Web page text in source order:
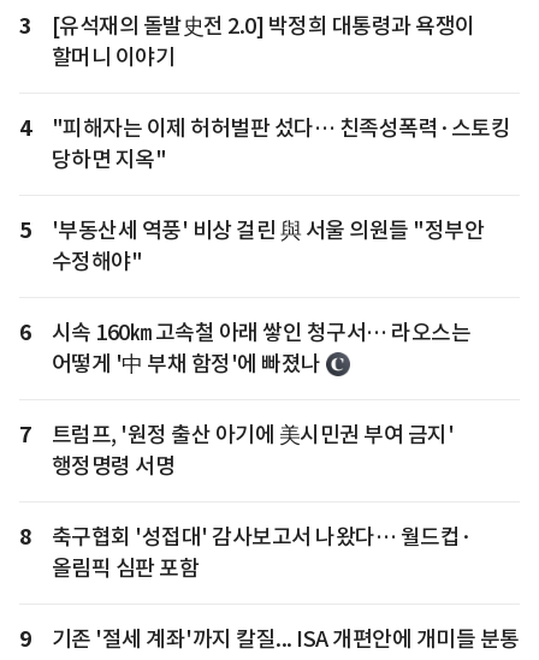
3
[유석재의 돌발史전 2.0] 박정희 대통령과 욕쟁이
할머니 이야기
4
"피해자는 이제 허허벌판 섰다… 친족성폭력·스토킹
당하면 지옥"
5
'부동산세 역풍' 비상 걸린 與 서울 의원들 "정부안
수정해야"
6
시속 160㎞ 고속철 아래 쌓인 청구서… 라오스는
어떻게 '中 부채 함정'에 빠졌나
7
트럼프, '원정 출산 아기에 美시민권 부여 금지'
행정명령 서명
8
축구협회 '성접대' 감사보고서 나왔다… 월드컵·
올림픽 심판 포함
9 기존 '절세 계좌'까지 칼질... ISA 개편안에 개미들 분통